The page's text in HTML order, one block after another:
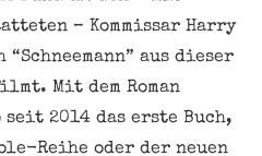
– Kommissar Harry
“Schneemann” aus dieser
Mit dem Roman
seit 2014 das erste Buch,
Reihe oder der neuen